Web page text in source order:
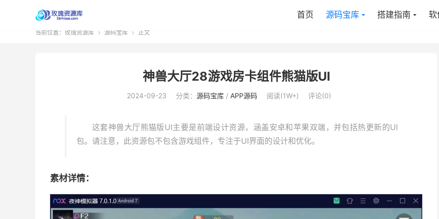
首页 源码宝库 搭建指南 软
当前位置： 玫瑰资源库  源码宝库  正文
神兽大厅28游戏房卡组件熊猫版UI
2024-09-23 分类： 源码宝库/ APP源码 阅读(1W+) 评论(0)
这套神兽大厅熊猫版UI主要是前端设计资源，涵盖安卓和苹果双端，并包括热更新的UI
包。请注意，此资源包不包含游戏组件，专注于UI界面的设计和优化。
素材详情：